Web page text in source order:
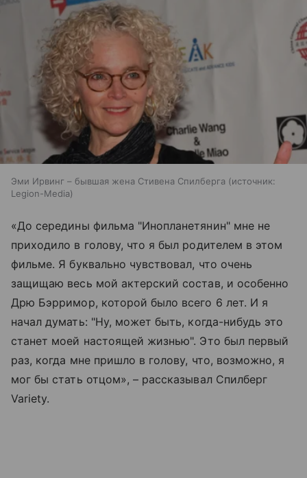
Эми Ирвинг – бывшая жена Стивена Спилберга
источник:
Legion-Media
«До середины фильма "Инопланетянин" мне не
приходило в голову, что я был родителем в этом
фильме. Я буквально чувствовал, что очень
защищаю весь мой актерский состав, и особенно
Дрю Бэрримор, которой было всего 6 лет. И я
начал думать: "Ну, может быть, когда-нибудь это
станет моей настоящей жизнью". Это был первый
раз, когда мне пришло в голову, что, возможно, я
мог бы стать отцом», – рассказывал Спилберг
Variety.